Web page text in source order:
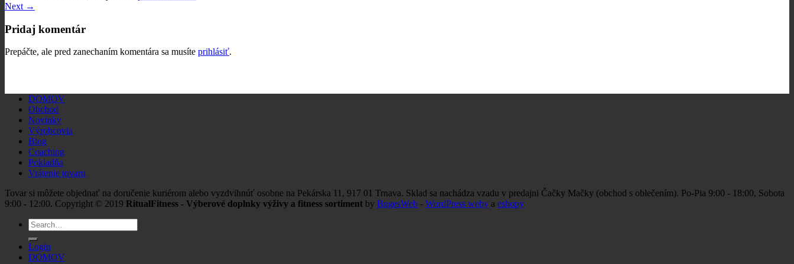
Next →
Pridaj komentár
Prepáčte, ale pred zanechaním komentára sa musíte prihlásiť.
DOMOV
Obchod
Novinky
Výrobcovia
Blog
Coaching
Pokladňa
Vrátenie tovaru
Tovar si môžete objednať na doručenie kuriérom alebo vyzdvihnúť osobne na Pekárska 11, 917 01 Trnava. Sklad sa nachádza vzadu v predajni Čačky Mačky (obchod s oblečením). Po-Pia 9:00 - 18:00, Sobota
9:00 - 12:00. Copyright © 2019 RitualFitness - Výberové doplnky výživy a fitness sortiment by BugesWeb - WordPress weby a eshopy
Search
for:
Login
DOMOV